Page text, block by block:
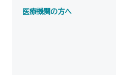
医療機関の方へ